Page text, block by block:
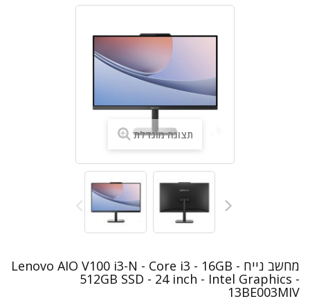
תצוגה מוגדלת
מחשב נייח Lenovo AIO V100 i3-N - Core i3 - 16GB -
512GB SSD - 24 inch - Intel Graphics -
13BE003MIV